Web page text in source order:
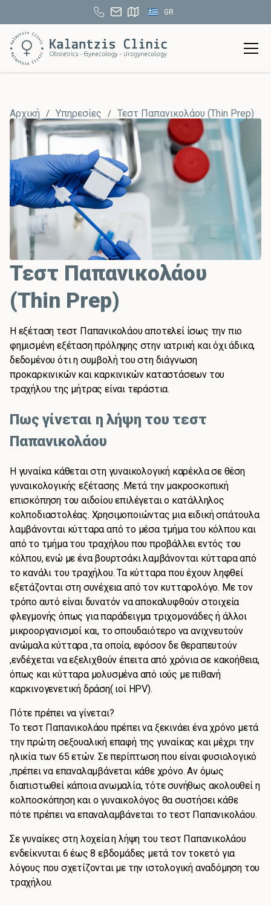
GR
Αρχική / Υπηρεσίες / Τεστ Παπανικολάου (Τhin Prep)
Τεστ Παπανικολάου
(Τhin Prep)
Η εξέταση τεστ Παπανικολάου αποτελεί ίσως την πιο
φημισμένη εξέταση πρόληψης στην ιατρική και όχι άδικα,
δεδομένου ότι η συμβολή του στη διάγνωση
προκαρκινικών και καρκινικών καταστάσεων του
τραχήλου της μήτρας είναι τεράστια.
Πως γίνεται η λήψη του τεστ
Παπανικολάου
Η γυναίκα κάθεται στη γυναικολογική καρέκλα σε θέση
γυναικολογικής εξέτασης .Μετά την μακροσκοπική
επισκόπηση του αιδοίου επιλέγεται ο κατάλληλος
κολποδιαστολέας. Χρησιμοποιώντας μια ειδική σπάτουλα
λαμβάνονται κύτταρα από το μέσα τμήμα του κόλπου και
από το τμήμα του τραχήλου που προβάλλει εντός του
κόλπου, ενώ με ένα βουρτσάκι λαμβάνονται κύτταρα από
το κανάλι του τραχήλου. Τα κύτταρα που έχουν ληφθεί
εξετάζονται στη συνέχεια από τον κυτταρολόγο. Με τον
τρόπο αυτό είναι δυνατόν να αποκαλυφθούν στοιχεία
φλεγμονής όπως για παράδειγμα τριχομονάδες ή άλλοι
μικροοργανισμοί και, το σπουδαιότερο να ανιχνευτούν
ανώμαλα κύτταρα ,τα οποία, εφόσον δε θεραπευτούν
,ενδέχεται να εξελιχθούν έπειτα από χρόνια σε κακοήθεια,
όπως και κύτταρα μολυσμένα από ιούς με πιθανή
καρκινογενετική δράση( ιοί HPV).
Πότε πρέπει να γίνεται?
Το τεστ Παπανικολάου πρέπει να ξεκινάει ένα χρόνο μετά
την πρώτη σεξουαλική επαφή της γυναίκας και μέχρι την
ηλικία των 65 ετών. Σε περίπτωση που είναι φυσιολογικό
,πρέπει να επαναλαμβάνεται κάθε χρόνο. Αν όμως
διαπιστωθεί κάποια ανωμαλία, τότε συνήθως ακολουθεί η
κολποσκόπηση και ο γυναικολόγος θα συστήσει κάθε
πότε πρέπει να επαναλαμβάνεται το τεστ Παπανικολάου.
Σε γυναίκες στη λοχεία η λήψη του τεστ Παπανικολάου
ενδείκνυται 6 έως 8 εβδομάδες μετά τον τοκετό για
λόγους που σχετίζονται με την ιστολογική αναδόμηση του
τραχήλου.